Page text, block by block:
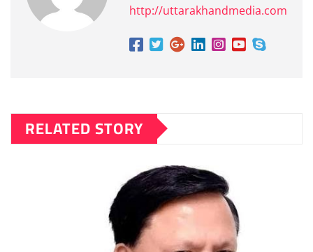
http://uttarakhandmedia.com
RELATED STORY